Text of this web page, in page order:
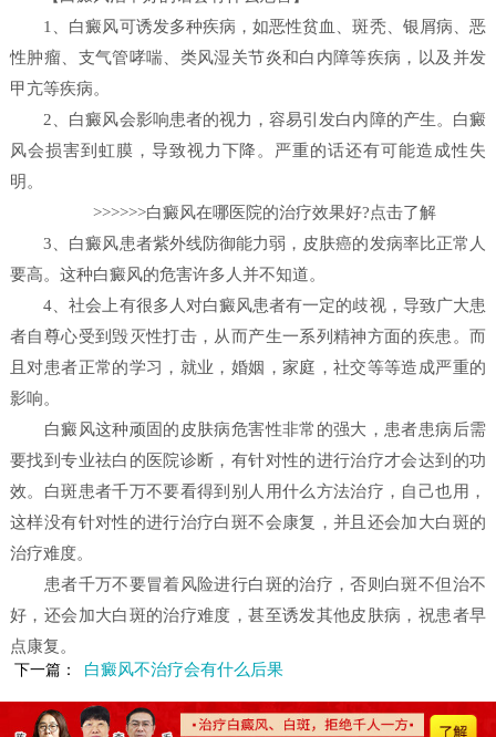
1、白癜风可诱发多种疾病，如恶性贫血、斑秃、银屑病、恶
性肿瘤、支气管哮喘、类风湿关节炎和白内障等疾病，以及并发
甲亢等疾病。
2、白癜风会影响患者的视力，容易引发白内障的产生。白癜
风会损害到虹膜，导致视力下降。严重的话还有可能造成性失
明。
>>>>>>白癜风在哪医院的治疗效果好?点击了解
3、白癜风患者紫外线防御能力弱，皮肤癌的发病率比正常人
要高。这种白癜风的危害许多人并不知道。
4、社会上有很多人对白癜风患者有一定的歧视，导致广大患
者自尊心受到毁灭性打击，从而产生一系列精神方面的疾患。而
且对患者正常的学习，就业，婚姻，家庭，社交等等造成严重的
影响。
白癜风这种顽固的皮肤病危害性非常的强大，患者患病后需
要找到专业祛白的医院诊断，有针对性的进行治疗才会达到的功
效。白斑患者千万不要看得到别人用什么方法治疗，自己也用，
这样没有针对性的进行治疗白斑不会康复，并且还会加大白斑的
治疗难度。
患者千万不要冒着风险进行白斑的治疗，否则白斑不但治不
好，还会加大白斑的治疗难度，甚至诱发其他皮肤病，祝患者早
点康复。
下一篇： 白癜风不治疗会有什么后果